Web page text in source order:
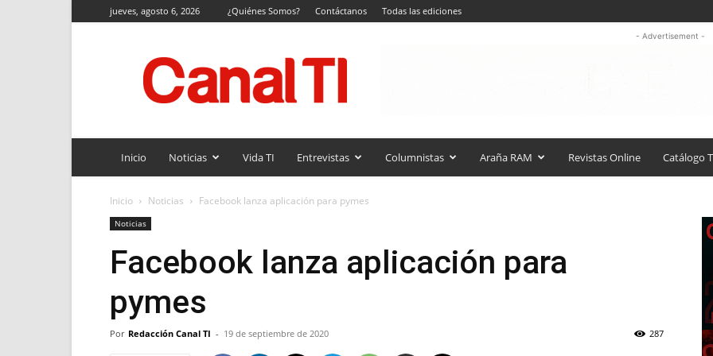
jueves, agosto 6, 2026 ¿Quiénes Somos? Contáctanos Todas las ediciones
TI
- Advertisement -
Inicio Noticias Vida TI Entrevistas Columnistas Araña RAM Revistas Online Catálogo
Inicio Noticias Facebook lanza aplicación para pymes
Noticias
Facebook lanza aplicación para
pymes
Por Redacción Canal TI - 19 de septiembre de 2020 287